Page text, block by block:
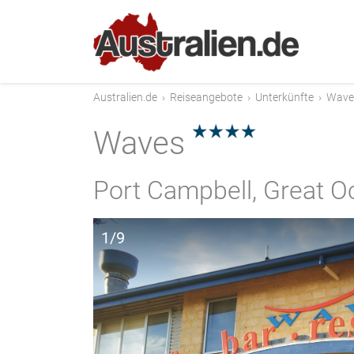
Australien.de › Reiseangebote › Unterkünfte ›
Waves 4.0
Port Campbell, Great
1/9